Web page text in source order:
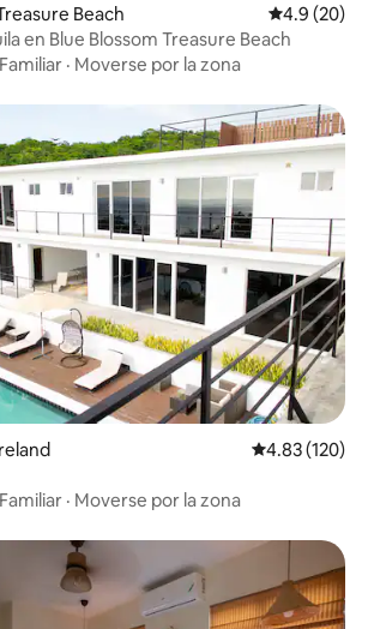
Beach Calificación
4.9 (20)
en Blue Blossom Treasure Beach
Familiar · Moverse por la zona
Calificación
4.83 (120)
Familiar · Moverse por la zona